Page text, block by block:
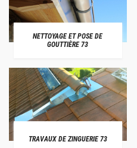
NETTOYAGE ET POSE DE
GOUTTIÈRE 73
TRAVAUX DE ZINGUERIE 73